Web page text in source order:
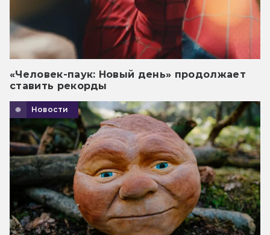
«Человек-паук: Новый день» продолжает
ставить рекорды
Новости